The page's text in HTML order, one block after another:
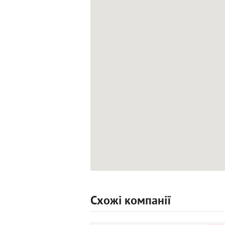
Схожі компанії